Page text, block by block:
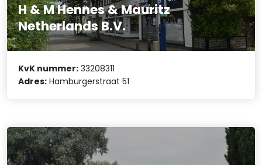
H & M Hennes & Mauritz
Netherlands B.V.
KvK nummer: 33208311
Adres: Hamburgerstraat 51